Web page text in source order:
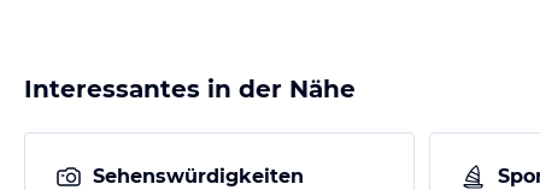
Interessantes in der Nähe
Sehenswürdigkeiten